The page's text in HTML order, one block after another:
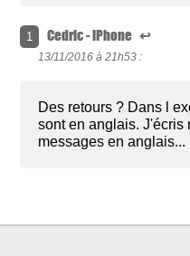
1 Cedric - iPhone ↩
13/11/2016 à 21h53 :
Des retours ? Dans l
sont en anglais. J'écris
messages en anglais...